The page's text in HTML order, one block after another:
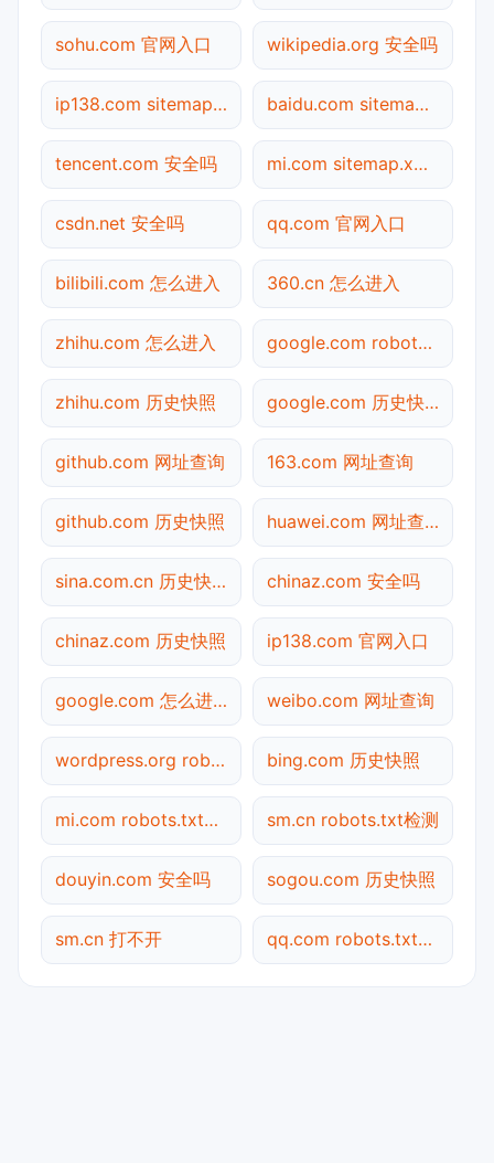
sohu.com 官网入口 wikipedia.org 安全吗
ip138.com sitemap.xml检测 baidu.com sitemap.xml检测
tencent.com 安全吗 mi.com sitemap.xml检测
csdn.net 安全吗 qq.com 官网入口
bilibili.com 怎么进入 360.cn 怎么进入
zhihu.com 怎么进入 google.com robots.txt检测
zhihu.com 历史快照 google.com 历史快照
github.com 网址查询 163.com 网址查询
github.com 历史快照 huawei.com 网址查询
sina.com.cn 历史快照 chinaz.com 安全吗
chinaz.com 历史快照 ip138.com 官网入口
google.com 怎么进入 weibo.com 网址查询
wordpress.org robots.txt检测 bing.com 历史快照
mi.com robots.txt检测 sm.cn robots.txt检测
douyin.com 安全吗 sogou.com 历史快照
sm.cn 打不开 qq.com robots.txt检测